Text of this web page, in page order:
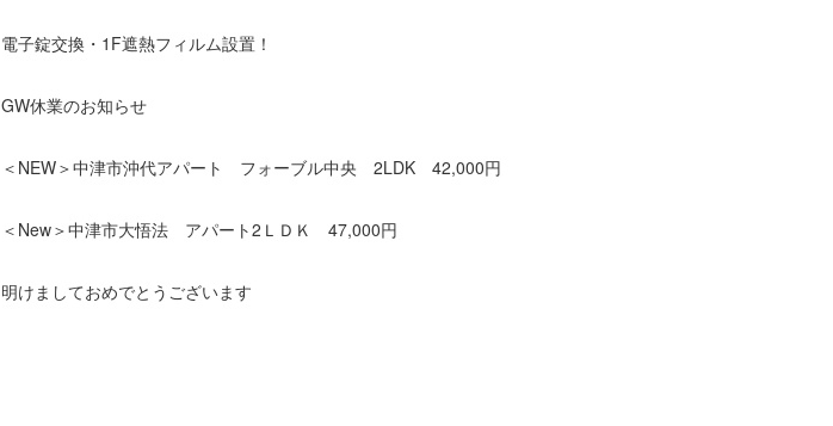
電子錠交換・1F遮熱フィルム設置！
GW休業のお知らせ
＜NEW＞中津市沖代アパート フォーブル中央 2LDK 42,000円
＜New＞中津市大悟法 アパート2ＬＤＫ 47,000円
明けましておめでとうございます